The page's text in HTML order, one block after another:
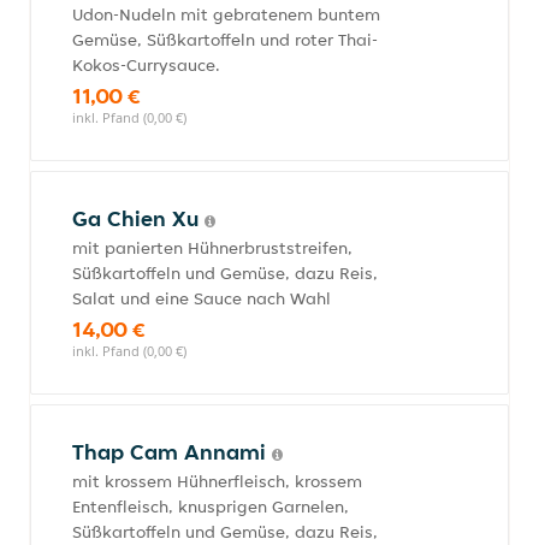
Udon-Nudeln mit gebratenem buntem
Gemüse, Süßkartoffeln und roter Thai-
Kokos-Currysauce.
11,00 €
inkl. Pfand (0,00 €)
Ga Chien Xu
mit panierten Hühnerbruststreifen,
Süßkartoffeln und Gemüse, dazu Reis,
Salat und eine Sauce nach Wahl
14,00 €
inkl. Pfand (0,00 €)
Thap Cam Annami
mit krossem Hühnerfleisch, krossem
Entenfleisch, knusprigen Garnelen,
Süßkartoffeln und Gemüse, dazu Reis,